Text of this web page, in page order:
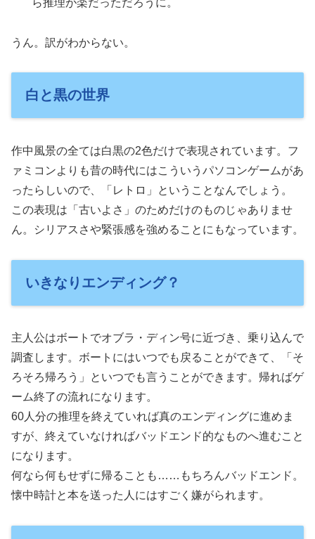
うん。訳がわからない。
白と黒の世界
作中風景の全ては白黒の2色だけで表現されています。フ
ァミコンよりも昔の時代にはこういうパソコンゲームがあ
ったらしいので、「レトロ」ということなんでしょう。
この表現は「古いよさ」のためだけのものじゃありませ
ん。シリアスさや緊張感を強めることにもなっています。
いきなりエンディング？
主人公はボートでオブラ・ディン号に近づき、乗り込んで
調査します。ボートにはいつでも戻ることができて、「そ
ろそろ帰ろう」といつでも言うことができます。帰ればゲ
ーム終了の流れになります。
60人分の推理を終えていれば真のエンディングに進めま
すが、終えていなければバッドエンド的なものへ進むこと
になります。
何なら何もせずに帰ることも……もちろんバッドエンド。
懐中時計と本を送った人にはすごく嫌がられます。